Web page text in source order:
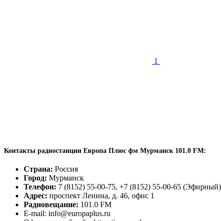
1
Контакты радиостанции Европа Плюс фм Мурманск 101.0 FM:
Страна: Россия
Город: Мурманск
Телефон: 7 (8152) 55-00-75, +7 (8152) 55-00-65 (Эфирный)
Адрес: проспект Ленина, д. 46, офис 1
Радиовещание: 101.0 FM
E-mail: info@europaplus.ru